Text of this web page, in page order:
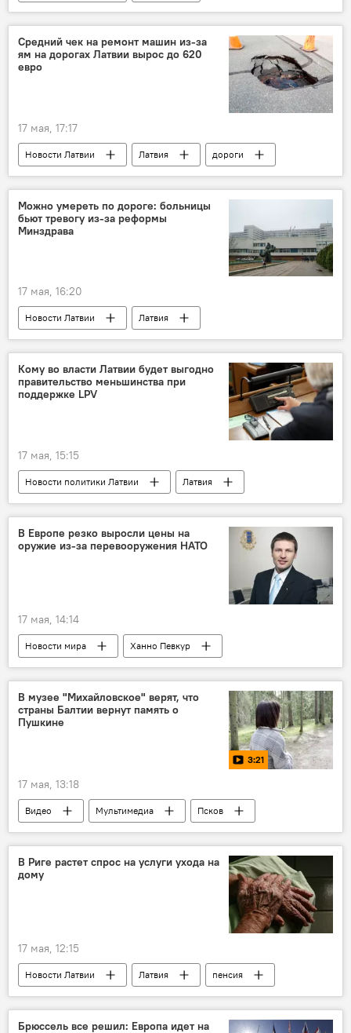
средняя зарплата
Европа
Средний чек на ремонт машин из-за
ям на дорогах Латвии вырос до 620
евро
17 мая, 17:17
Новости Латвии Латвия
дороги
ремонт
Можно умереть по дороге: больницы
бьют тревогу из-за реформы
Минздрава
17 мая, 16:20
Новости Латвии
Латвия
Минздрав Латвии
медицина
помощь
Кому во власти Латвии будет выгодно
правительство меньшинства при
поддержке LPV
17 мая, 15:15
Новости политики Латвии
Латвия
Сейм
правительство Латвии
Эдгарс Ринкевичс
Андрис Кулбергс
В Европе резко выросли цены на
оружие из-за перевооружения НАТО
17 мая, 14:14
Новости мира
Ханно Певкур
Эстония
НАТО вооружение
В музее "Михайловское" верят, что
страны Балтии вернут память о
Пушкине
3:21
17 мая, 13:18
Видео Мультимедиа
Псков
Александр Пушкин
В Риге растет спрос на услуги ухода на
дому
17 мая, 12:15
Новости Латвии Латвия
пенсия
помощь
Брюссель все решил: Европа идет на